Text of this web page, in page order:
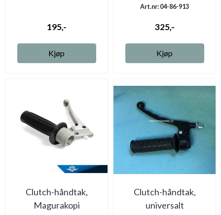
195,-
Kjøp
Art.nr: 04-86-913
325,-
Kjøp
Clutch-håndtak,
Magurakopi
Clutch-håndtak,
universalt